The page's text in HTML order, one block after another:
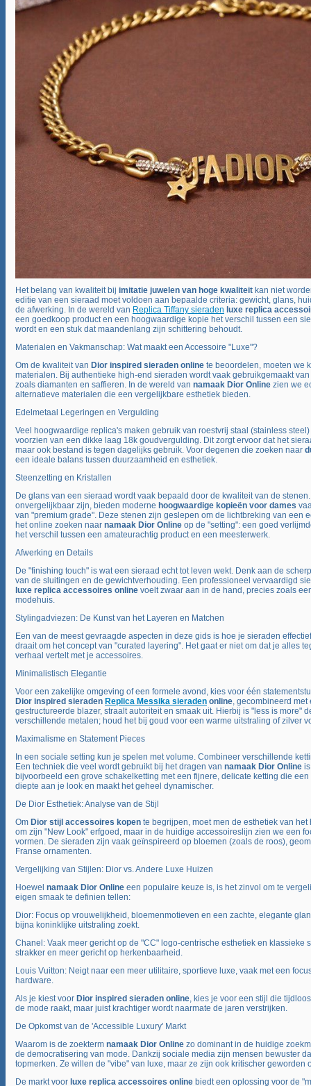
Het belang van kwaliteit bij imitatie juwelen van hoge kwaliteit kan niet
editie van een sieraad moet voldoen aan bepaalde criteria: gewicht, glans,
de afwerking. In de wereld van Replica Tiffany sieraden luxe replica
een goedkoop product en een hoogwaardige kopie het verschil tussen een
wordt en een stuk dat maandenlang zijn schittering behoudt.
Materialen en Vakmanschap: Wat maakt een Accessoire "Luxe"?
Om de kwaliteit van Dior inspired sieraden online te beoordelen, moeten we
materialen. Bij authentieke high-end sieraden wordt vaak gebruikgemaakt
zoals diamanten en saffieren. In de wereld van namaak Dior Online zien we
alternatieve materialen die een vergelijkbare esthetiek bieden.
Edelmetaal Legeringen en Vergulding
Veel hoogwaardige replica's maken gebruik van roestvrij staal (stainless
voorzien van een dikke laag 18k goudvergulding. Dit zorgt ervoor dat het
maar ook bestand is tegen dagelijks gebruik. Voor degenen die zoeken naar
een ideale balans tussen duurzaamheid en esthetiek.
Steenzetting en Kristallen
De glans van een sieraad wordt vaak bepaald door de kwaliteit van de
onvergelijkbaar zijn, bieden moderne hoogwaardige kopieën voor dames
van "premium grade". Deze stenen zijn geslepen om de lichtbreking van een
het online zoeken naar namaak Dior Online op de "setting": een goed
het verschil tussen een amateurachtig product en een meesterwerk.
Afwerking en Details
De "finishing touch" is wat een sieraad echt tot leven wekt. Denk aan de
van de sluitingen en de gewichtverhouding. Een professioneel vervaardigd
luxe replica accessoires online voelt zwaar aan in de hand, precies zoals
modehuis.
Stylingadviezen: De Kunst van het Layeren en Matchen
Een van de meest gevraagde aspecten in deze gids is hoe je sieraden
draait om het concept van "curated layering". Het gaat er niet om dat je alles
verhaal vertelt met je accessoires.
Minimalistisch Elegantie
Voor een zakelijke omgeving of een formele avond, kies voor één
Dior inspired sieraden Replica Messika sieraden online, gecombineerd
gestructureerde blazer, straalt autoriteit en smaak uit. Hierbij is "less is more"
verschillende metalen; houd het bij goud voor een warme uitstraling of zilver
Maximalisme en Statement Pieces
In een sociale setting kun je spelen met volume. Combineer verschillende
Een techniek die veel wordt gebruikt bij het dragen van namaak Dior Online
bijvoorbeeld een grove schakelketting met een fijnere, delicate ketting die
diepte aan je look en maakt het geheel dynamischer.
De Dior Esthetiek: Analyse van de Stijl
Om Dior stijl accessoires kopen te begrijpen, moet men de esthetiek van
om zijn "New Look" erfgoed, maar in de huidige accessoireslijn zien we een
vormen. De sieraden zijn vaak geïnspireerd op bloemen (zoals de roos),
Franse ornamenten.
Vergelijking van Stijlen: Dior vs. Andere Luxe Huizen
Hoewel namaak Dior Online een populaire keuze is, is het zinvol om te
eigen smaak te definien tellen:
Dior: Focus op vrouwelijkheid, bloemenmotieven en een zachte, elegante
bijna koninklijke uitstraling zoekt.
Chanel: Vaak meer gericht op de "CC" logo-centrische esthetiek en klassieke
strakker en meer gericht op herkenbaarheid.
Louis Vuitton: Neigt naar een meer utilitaire, sportieve luxe, vaak met een
hardware.
Als je kiest voor Dior inspired sieraden online, kies je voor een stijl die
de mode raakt, maar juist krachtiger wordt naarmate de jaren verstrijken.
De Opkomst van de 'Accessible Luxury' Markt
Waarom is de zoekterm namaak Dior Online zo dominant in de huidige
de democratisering van mode. Dankzij sociale media zijn mensen bewuster
topmerken. Ze willen de "vibe" van luxe, maar ze zijn ook kritischer geworden
De markt voor luxe replica accessoires online biedt een oplossing voor de